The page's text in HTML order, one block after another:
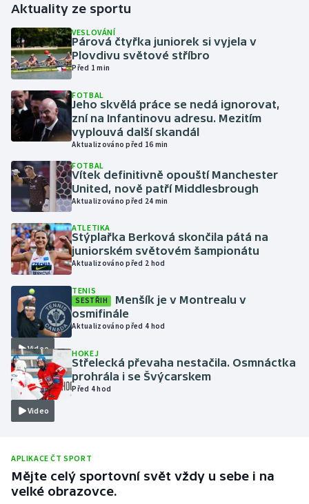
Futsal
Golf
Gymnastika
Házená
Jezdectví
Judo
Krasobruslení
Lezení
Lyže a snowboard
Moderní pětiboj
Motorsport
Olympijské hry
Parasport
Plavání
Plážový volejbal
Aktuality ze sportu
VESLOVÁNÍ
Párová čtyřka juniorek si vyjela v
Plovdivu světové stříbro
Před 1 min
FOTBAL
Jeho skvělá práce se nedá ignorovat,
zní na Infantinovu adresu. Mezitím
vyplouvá další skandál
Aktualizováno před 16 min
FOTBAL
Vítek definitivně opouští Manchester
United, nově patří Middlesbrough
Aktualizováno před 24 min
ATLETIKA
Stýplařka Berková skončila pátá na
juniorském světovém šampionátu
Aktualizováno před 2 hod
Video
TENIS
SESTŘIH
Menšík je v Montrealu v
osmifinále
Aktualizováno před 4 hod
Video
HOKEJ
Střelecká převaha nestačila. Osmnáctka
prohrála i se Švýcarskem
Před 4 hod
APLIKACE ČT SPORT
Mějte celý sportovní svět vždy u sebe i na
velké obrazovce.